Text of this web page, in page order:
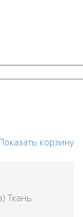
корзину
Ткань